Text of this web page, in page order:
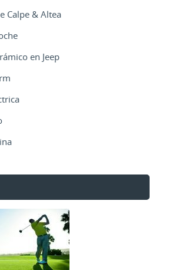
Calpe & Altea
en Jeep